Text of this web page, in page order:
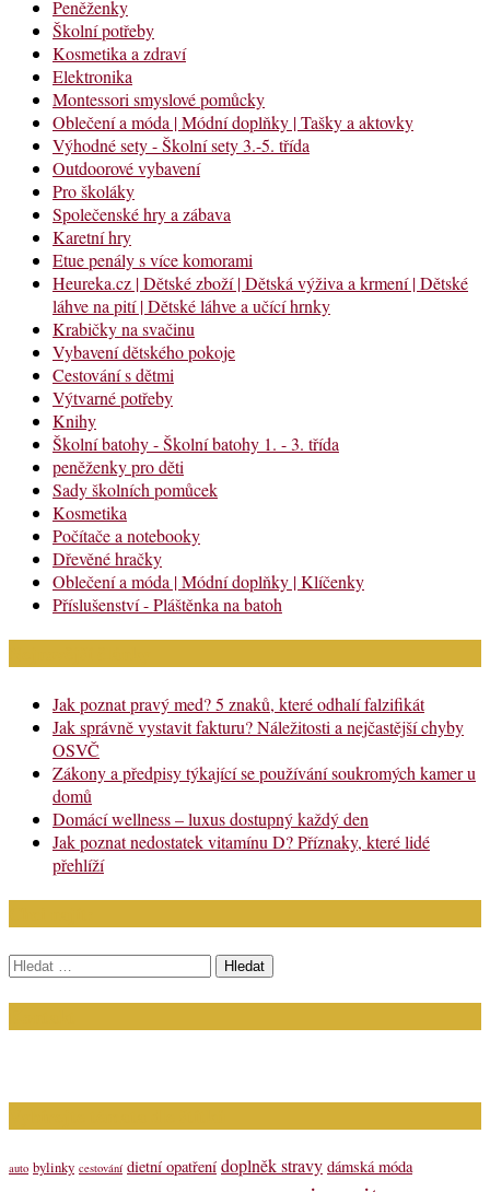
Peněženky
Školní potřeby
Kosmetika a zdraví
Elektronika
Montessori smyslové pomůcky
Oblečení a móda | Módní doplňky | Tašky a aktovky
Výhodné sety - Školní sety 3.-5. třída
Outdoorové vybavení
Pro školáky
Společenské hry a zábava
Karetní hry
Etue penály s více komorami
Heureka.cz | Dětské zboží | Dětská výživa a krmení | Dětské
láhve na pití | Dětské láhve a učící hrnky
Krabičky na svačinu
Vybavení dětského pokoje
Cestování s dětmi
Výtvarné potřeby
Knihy
Školní batohy - Školní batohy 1. - 3. třída
peněženky pro děti
Sady školních pomůcek
Kosmetika
Počítače a notebooky
Dřevěné hračky
Oblečení a móda | Módní doplňky | Klíčenky
Příslušenství - Pláštěnka na batoh
Jak poznat pravý med? 5 znaků, které odhalí falzifikát
Jak správně vystavit fakturu? Náležitosti a nejčastější chyby
OSVČ
Zákony a předpisy týkající se používání soukromých kamer u
domů
Domácí wellness – luxus dostupný každý den
Jak poznat nedostatek vitamínu D? Příznaky, které lidé
přehlíží
Vyhledávání
auto bylinky cestování dietní opatření doplněk stravy dámská móda